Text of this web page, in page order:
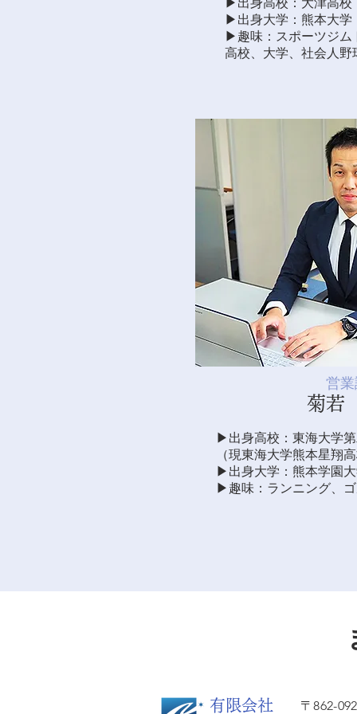
▶︎出身高校：大津高校
▶︎出身大学：熊本大学
▶︎趣味：スポーツジム
高校、大学、社会人野
営
菊若
▶︎出身高校：東海大学
（現東海大学熊本星翔
▶︎出身大学：熊本学園
▶︎趣味：ランニング、
〒862-
有限会社